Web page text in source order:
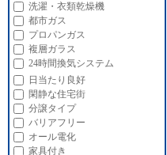
洗濯・衣類乾燥機
都市ガス
プロパンガス
複層ガラス
24時間換気システム
日当たり良好
閑静な住宅街
分譲タイプ
バリアフリー
オール電化
家具付き